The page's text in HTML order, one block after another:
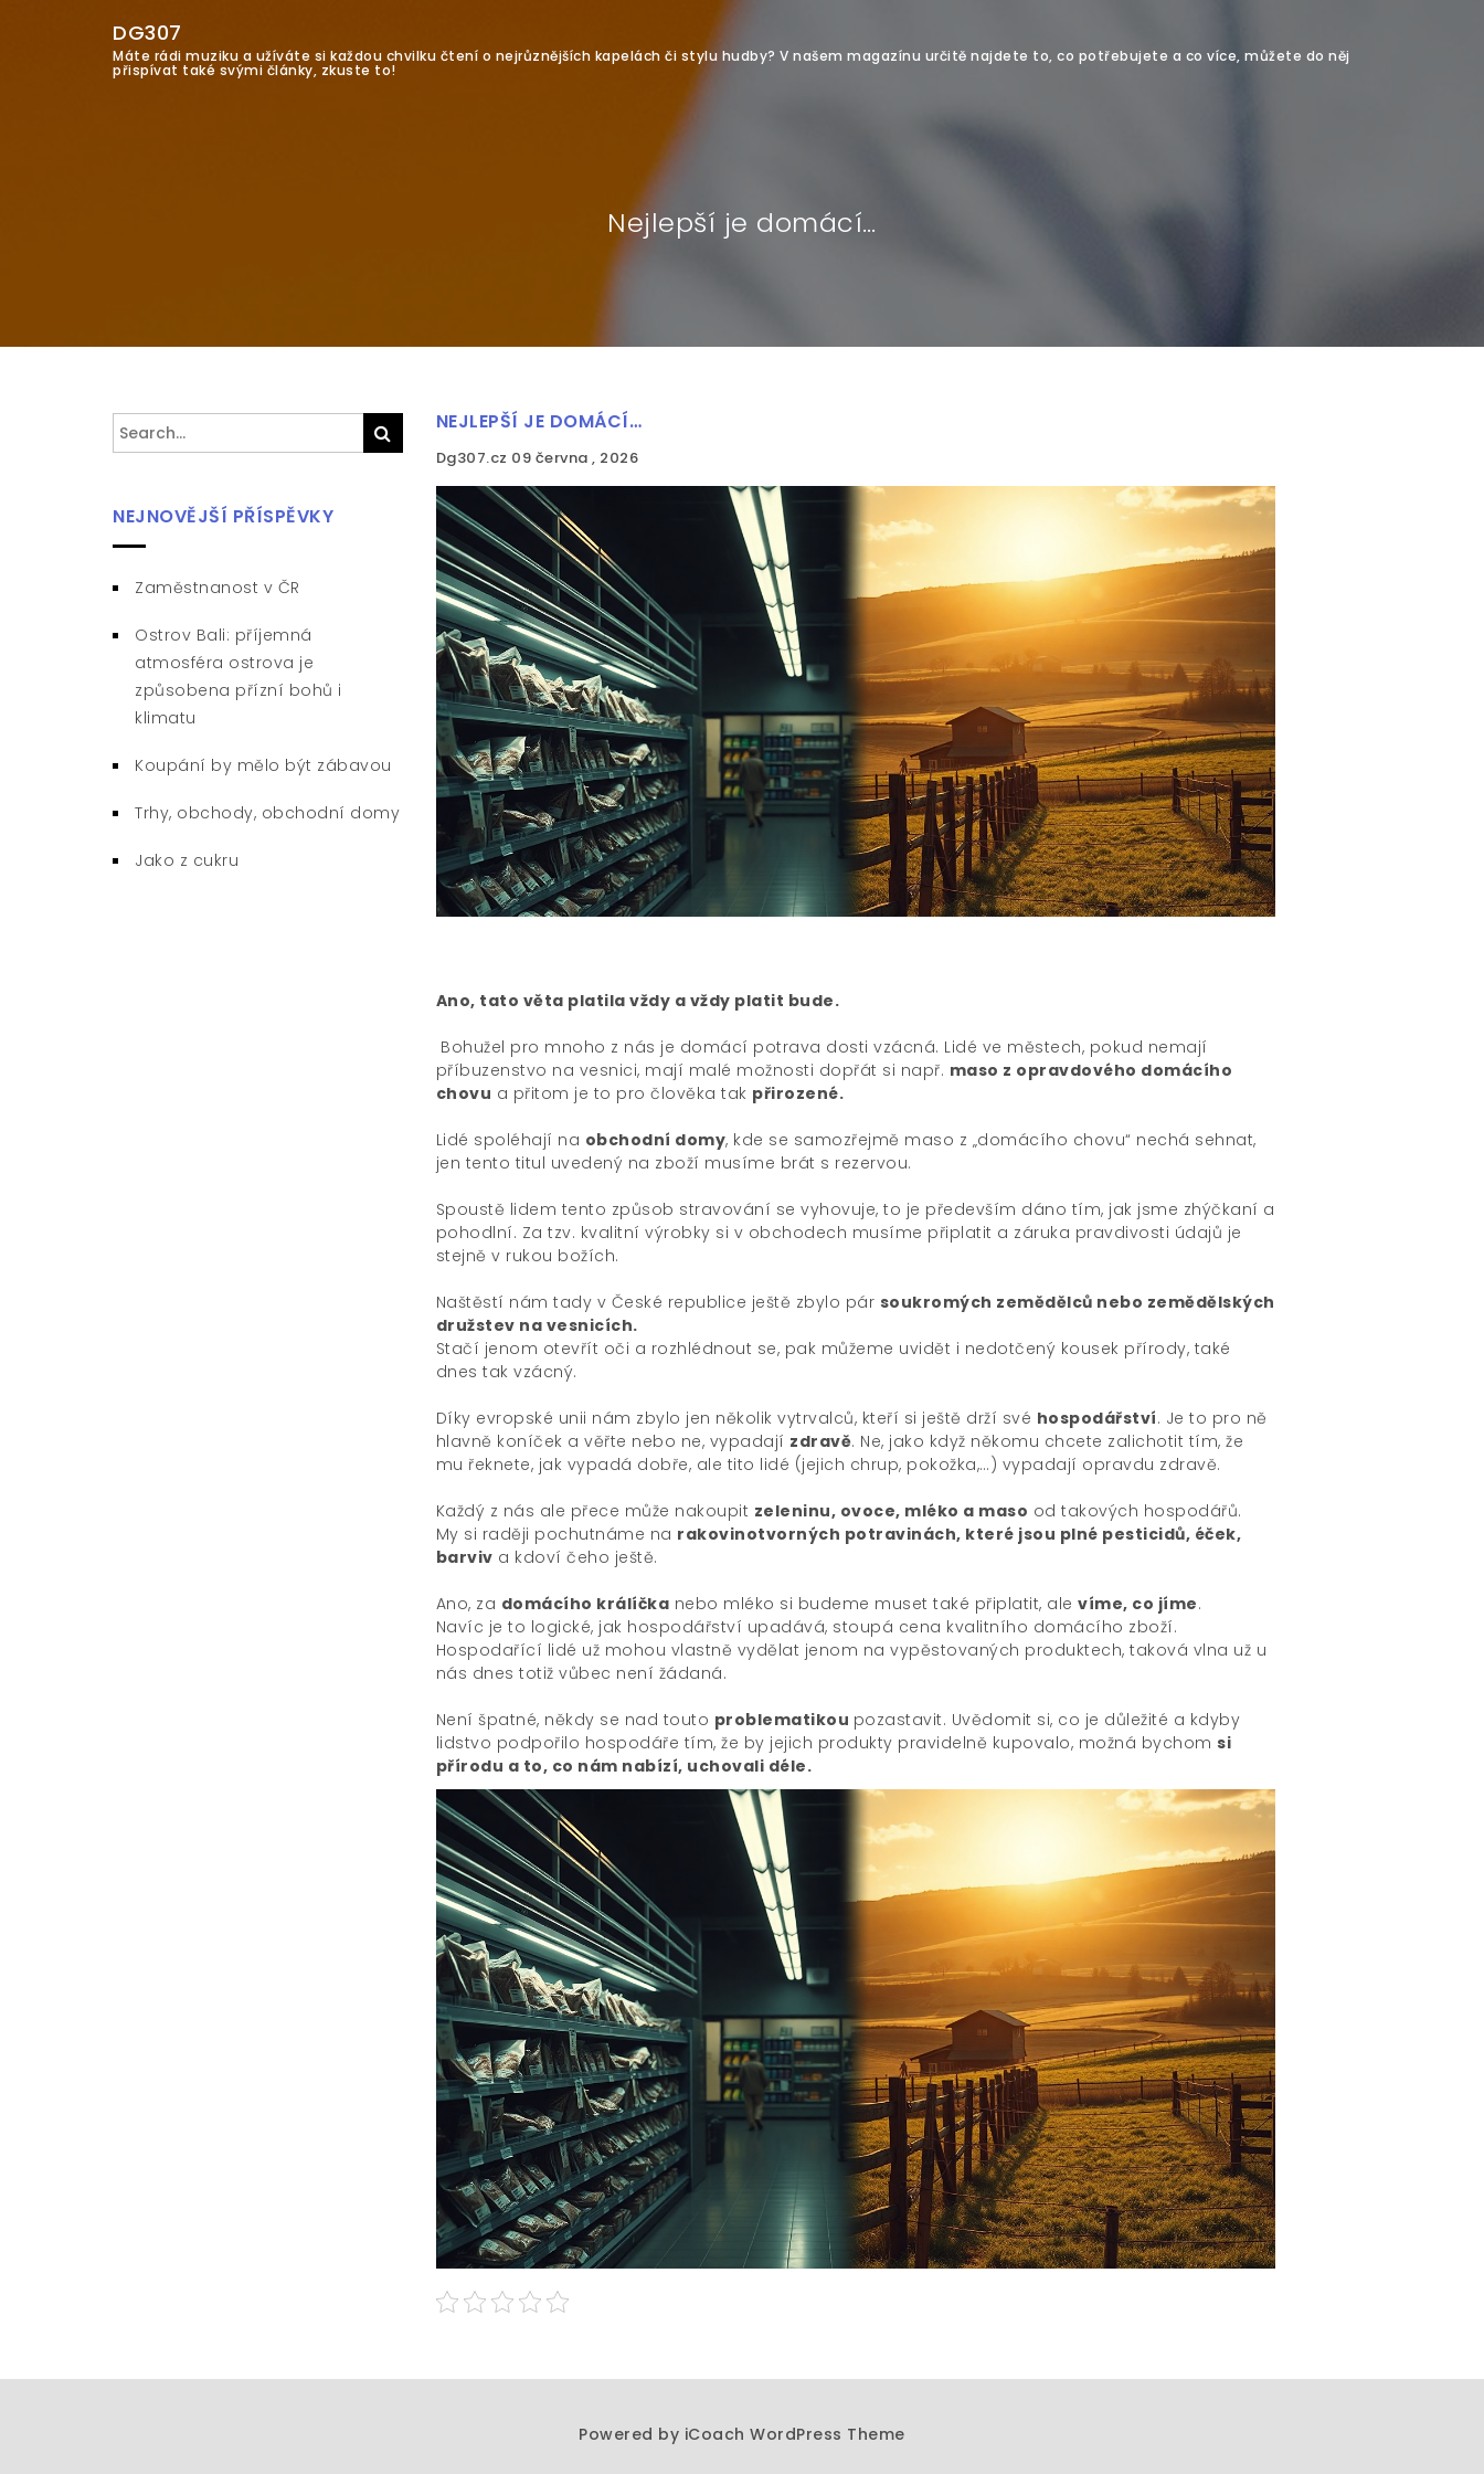
DG307
Máte rádi muziku a užíváte si každou chvilku čtení o nejrůznějších kapelách či stylu hudby? V našem magazínu určitě najdete to, co potřebujete a co více, můžete do něj
přispívat také svými články, zkuste to!
Nejlepší je domácí…
NEJLEPŠÍ JE DOMÁCÍ…
Dg307.cz 09 června , 2026
Ano, tato věta platila vždy a vždy platit bude.
Bohužel pro mnoho z nás je domácí potrava dosti vzácná. Lidé ve městech, pokud nemají
příbuzenstvo na vesnici, mají malé možnosti dopřát si např. maso z opravdového domácího
chovu a přitom je to pro člověka tak přirozené.
Lidé spoléhají na obchodní domy, kde se samozřejmě maso z „domácího chovu“ nechá sehnat,
jen tento titul uvedený na zboží musíme brát s rezervou.
Spoustě lidem tento způsob stravování se vyhovuje, to je především dáno tím, jak jsme zhýčkaní a
pohodlní. Za tzv. kvalitní výrobky si v obchodech musíme připlatit a záruka pravdivosti údajů je
stejně v rukou božích.
Naštěstí nám tady v České republice ještě zbylo pár soukromých zemědělců nebo zemědělských
družstev na vesnicích.
Stačí jenom otevřít oči a rozhlédnout se, pak můžeme uvidět i nedotčený kousek přírody, také
dnes tak vzácný.
Díky evropské unii nám zbylo jen několik vytrvalců, kteří si ještě drží své hospodářství. Je to pro ně
hlavně koníček a věřte nebo ne, vypadají zdravě. Ne, jako když někomu chcete zalichotit tím, že
mu řeknete, jak vypadá dobře, ale tito lidé (jejich chrup, pokožka,…) vypadají opravdu zdravě.
Každý z nás ale přece může nakoupit zeleninu, ovoce, mléko a maso od takových hospodářů.
My si raději pochutnáme na rakovinotvorných potravinách, které jsou plné pesticidů, éček,
barviv a kdoví čeho ještě.
Ano, za domácího králíčka nebo mléko si budeme muset také připlatit, ale víme, co jíme.
Navíc je to logické, jak hospodářství upadává, stoupá cena kvalitního domácího zboží.
Hospodařící lidé už mohou vlastně vydělat jenom na vypěstovaných produktech, taková vlna už u
nás dnes totiž vůbec není žádaná.
Není špatné, někdy se nad touto problematikou pozastavit. Uvědomit si, co je důležité a kdyby
lidstvo podpořilo hospodáře tím, že by jejich produkty pravidelně kupovalo, možná bychom si
přírodu a to, co nám nabízí, uchovali déle.
Search
for:
Search
NEJNOVĚJŠÍ PŘÍSPĚVKY
Zaměstnanost v ČR
Ostrov Bali: příjemná
atmosféra ostrova je
způsobena přízní bohů i
klimatu
Koupání by mělo být zábavou
Trhy, obchody, obchodní domy
Jako z cukru
Powered by iCoach WordPress Theme